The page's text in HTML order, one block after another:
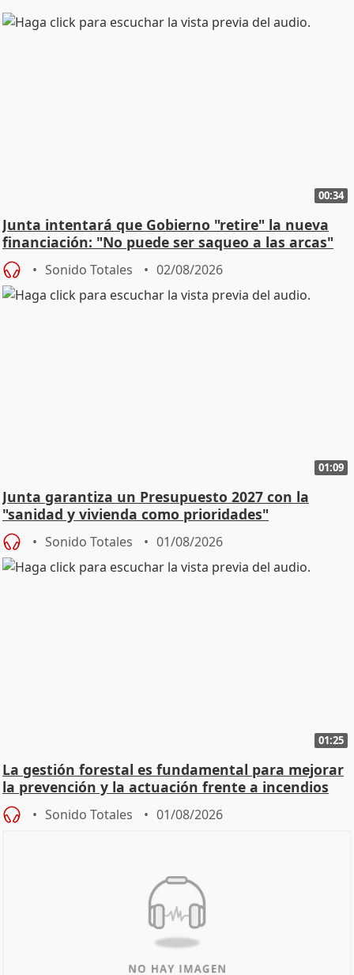
00:34
Junta intentará que Gobierno "retire" la nueva
financiación: "No puede ser saqueo a las arcas"
Sonido Totales 02/08/2026
01:09
Junta garantiza un Presupuesto 2027 con la
"sanidad y vivienda como prioridades"
Sonido Totales 01/08/2026
01:25
La gestión forestal es fundamental para mejorar
la prevención y la actuación frente a incendios
Sonido Totales 01/08/2026